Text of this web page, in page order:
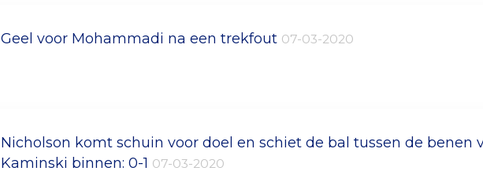
Geel voor Mohammadi na een trekfout 07-03-2020
Nicholson komt schuin voor doel en schiet de bal tussen de benen
Kaminski binnen: 0-1 07-03-2020